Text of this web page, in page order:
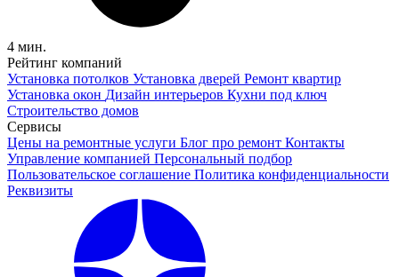
4 мин.
Рейтинг компаний
Установка потолков Установка дверей Ремонт квартир
Установка окон Дизайн интерьеров Кухни под ключ
Строительство домов
Сервисы
Цены на ремонтные услуги Блог про ремонт Контакты
Управление компанией Персональный подбор
Пользовательское соглашение Политика конфиденциальности
Реквизиты